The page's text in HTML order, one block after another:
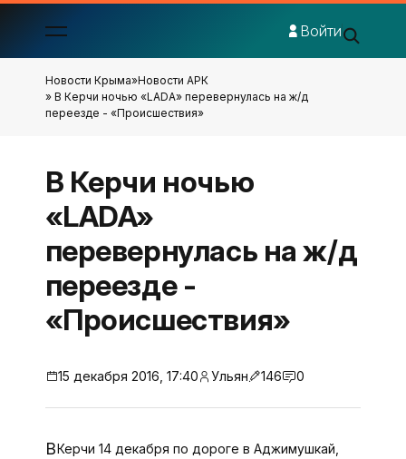
Войти
Новости Крыма»Новости АРК
» В Керчи ночью «LADA» перевернулась на ж/д
переезде - «Происшествия»
В Керчи ночью
«LADA»
перевернулась на ж/д
переезде -
«Происшествия»
15 декабря 2016, 17:40 Ульян 146 0
В Керчи 14 декабря по дороге в Аджимушкай,